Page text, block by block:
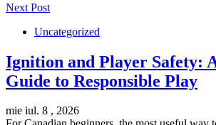
Next Post
Uncategorized
Ignition and Player Safety:
Guide to Responsible Play
mie iul. 8 , 2026